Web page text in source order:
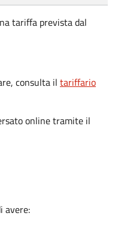
tariffa prevista dal
consulta il tariffario
online tramite il
avere: